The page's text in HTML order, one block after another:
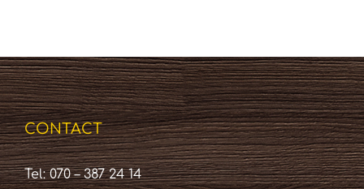
CONTACT
Tel: 070 – 387 24 14